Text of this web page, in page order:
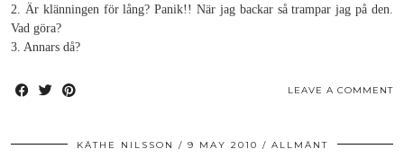
2. Är klänningen för lång? Panik!! När jag backar så trampar jag på den.
Vad göra?
3. Annars då?
LEAVE A COMMENT
KÄTHE NILSSON 9 MAY 2010 ALLMÄNT